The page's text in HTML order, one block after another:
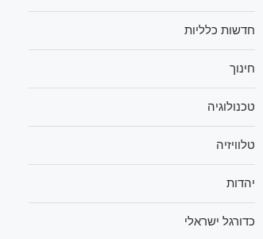
חדשות כלליות
חינוך
טכנולוגיה
טלוויזיה
יהדות
כדורגל ישראלי